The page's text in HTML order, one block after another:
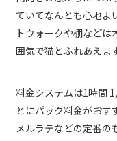
ていてなんとも心地よ
トウォークや棚など
囲気で猫とふれあえま
料金システムは1時間
とにパック料金がおす
メルラテなどの定番の